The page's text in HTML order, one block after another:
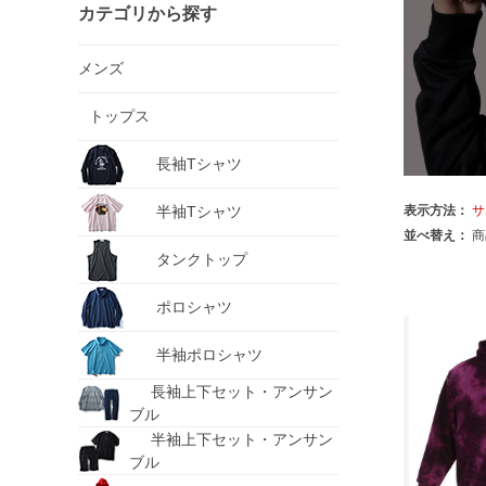
カテゴリから探す
メンズ
トップス
長袖Tシャツ
半袖Tシャツ
タンクトップ
ポロシャツ
半袖ポロシャツ
長袖上下セット・アンサン
ブル
半袖上下セット・アンサン
ブル
表示方法：
並べ替え：